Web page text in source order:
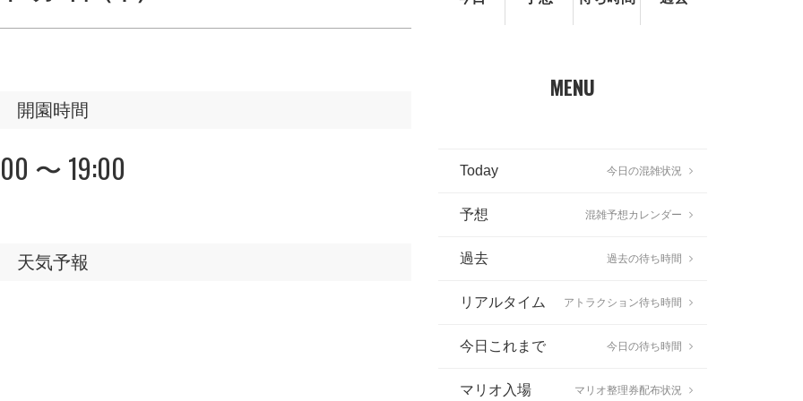
開園時間
〜 19:00
天気予報
MENU
Today 今日の混雑状況
予想 混雑予想カレンダー
過去 過去の待ち時間
リアルタイム アトラクション待ち時間
今日これまで 今日の待ち時間
マリオ入場 マリオ整理券配布状況